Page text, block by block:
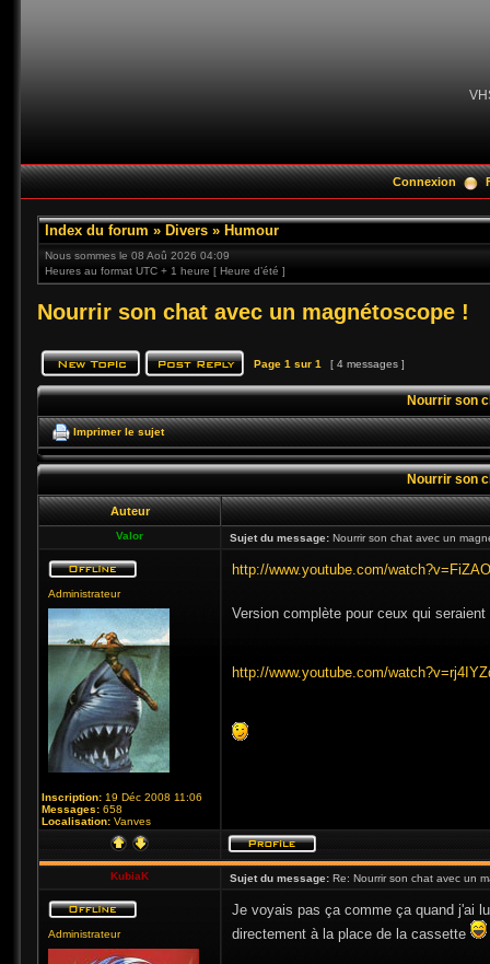
Connexion
Index du forum » Divers » Humour
Nous sommes le 08 Aoû 2026 04:09
Heures au format UTC + 1 heure [ Heure d’été ]
Nourrir son chat avec un magnétoscope !
Page 1 sur 1 [ 4 messages ]
Nourrir son
Imprimer le sujet
Nourrir son
Auteur
Valor Sujet du message: Nourrir son chat avec un
Administrateur
Inscription: 19 Déc 2008 11:06
Messages: 658
Localisation: Vanves
http://www.youtube.com/
Version complète pour ceux qui
http://www.youtube.com/
KubiaK Sujet du message: Re: Nourrir son chat avec un
Administrateur
Je voyais pas ça comme ça quand j'ai
directement à la place de la cassette